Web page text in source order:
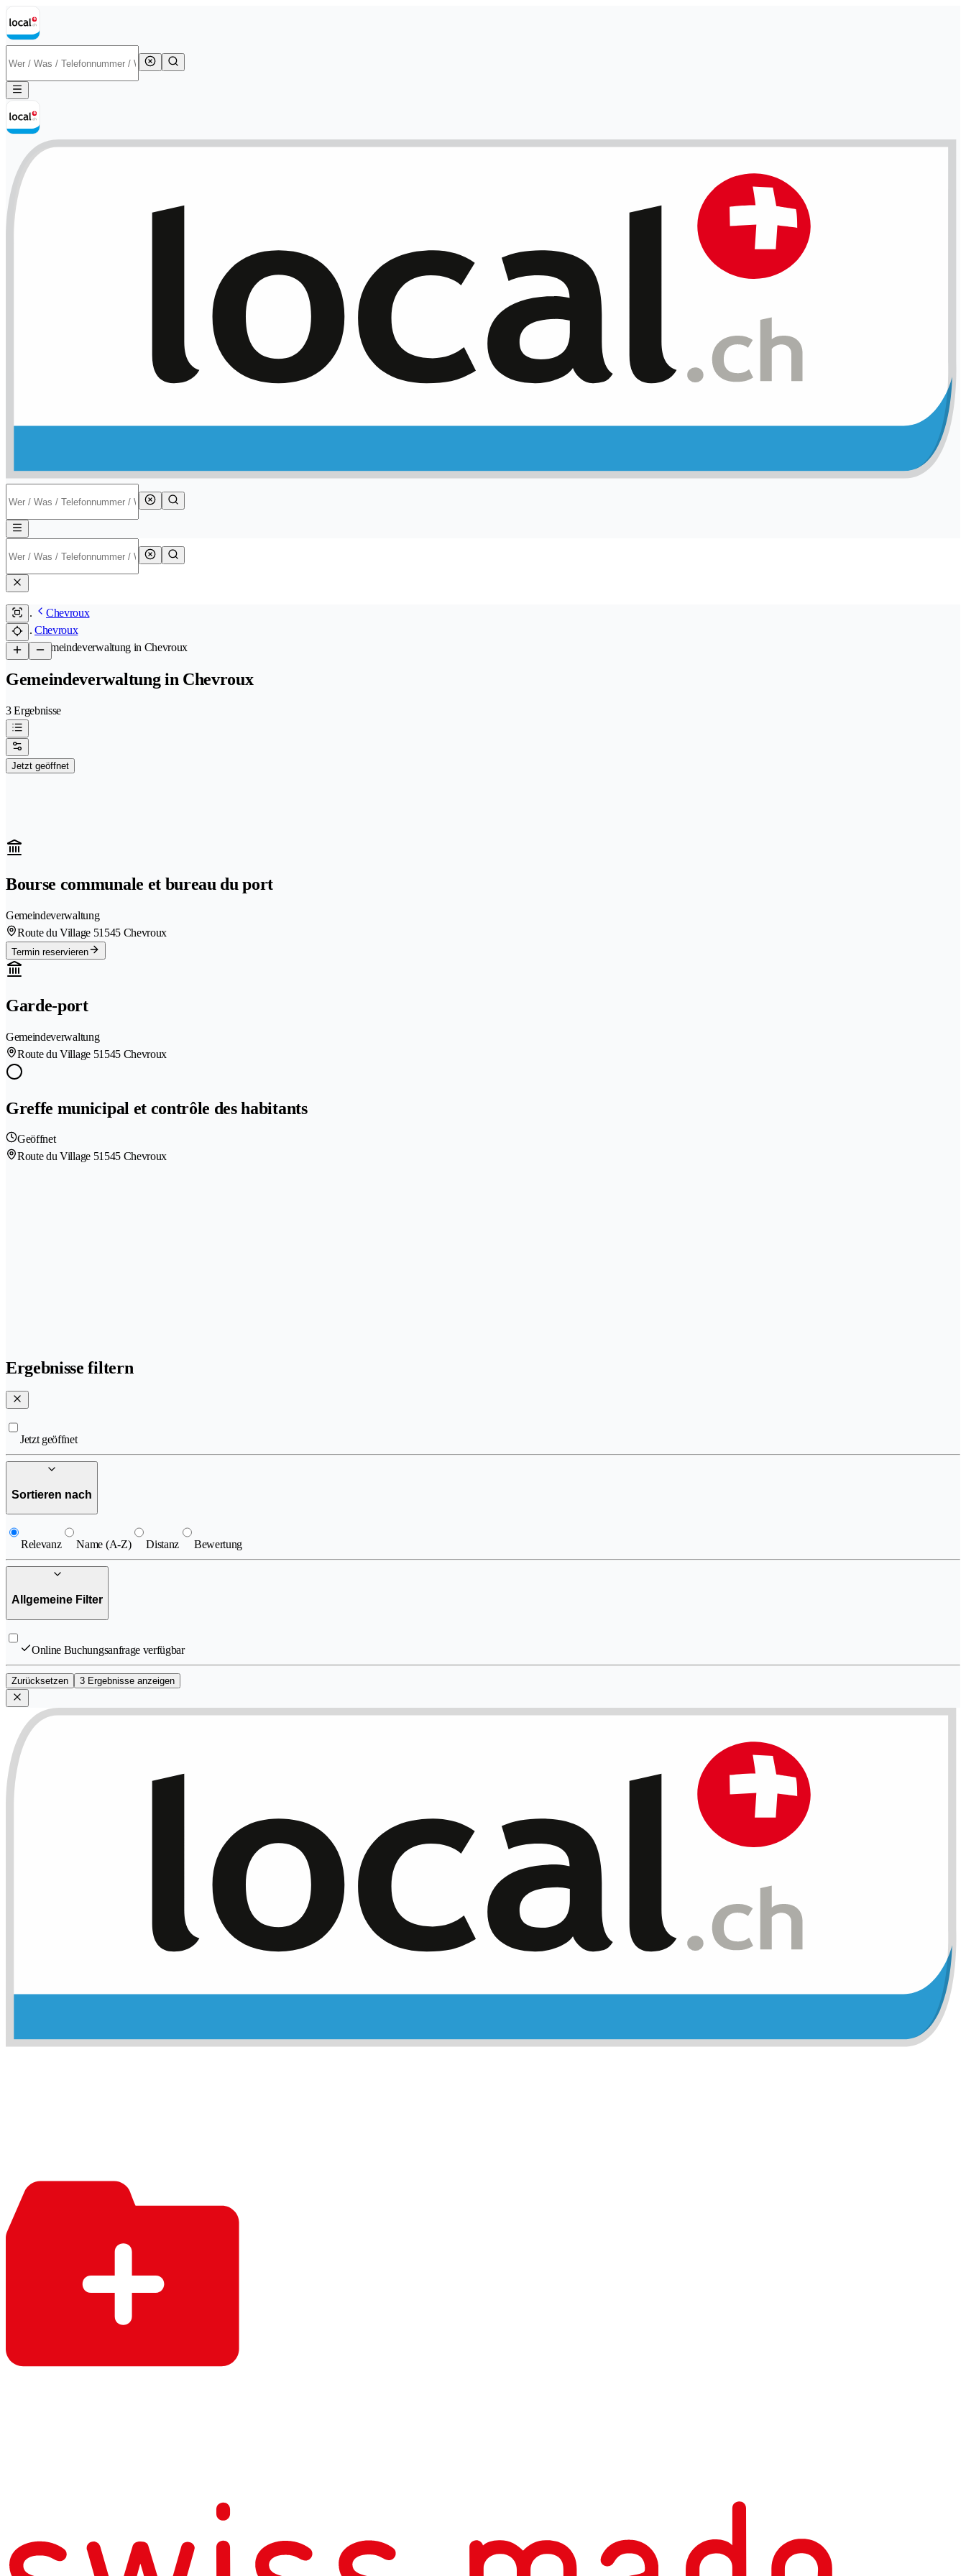
Chevroux
Chevroux
/Gemeindeverwaltung in Chevroux
Gemeindeverwaltung in Chevroux
3 Ergebnisse
Jetzt geöffnet
Bourse communale et bureau du port
Gemeindeverwaltung
Route du Village 51545 Chevroux
Termin reservieren
Garde-port
Gemeindeverwaltung
Route du Village 51545 Chevroux
Greffe municipal et contrôle des habitants
Geöffnet
Route du Village 51545 Chevroux
Ergebnisse filtern
Jetzt geöffnet
Sortieren nach
Relevanz Name (A-Z) Distanz Bewertung
Allgemeine Filter
Online Buchungsanfrage verfügbar
Zurücksetzen 3 Ergebnisse anzeigen